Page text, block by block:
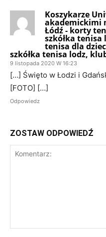
Koszykarze
akademickimi
Łódź - korty
szkółka
tenisa dla
szkółka tenisa lodz,
9 listopada 2020 W 16:23
[…] Święto w Łodzi i
[FOTO] […]
Odpowiedz
ZOSTAW ODPOWIEDŹ